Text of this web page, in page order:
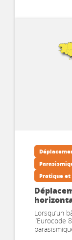
Pratique et
Principes
Lorsqu’un
l’Eurocode